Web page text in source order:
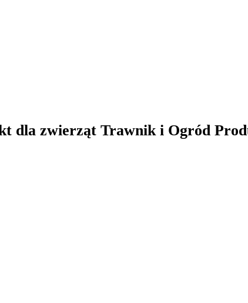
dla zwierząt Trawnik i Ogród